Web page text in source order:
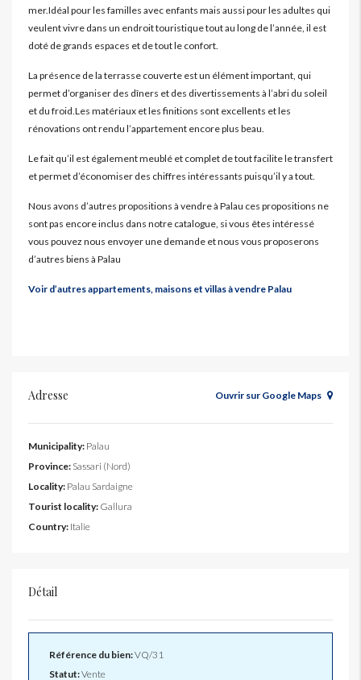
mer.Idéal pour les familles avec enfants mais aussi pour les adultes qui
veulent vivre dans un endroit touristique tout au long de l’année, il est
doté de grands espaces et de tout le confort.
La présence de la terrasse couverte est un élément important, qui
permet d’organiser des dîners et des divertissements à l’abri du soleil
et du froid.Les matériaux et les finitions sont excellents et les
rénovations ont rendu l’appartement encore plus beau.
Le fait qu’il est également meublé et complet de tout facilite le transfert
et permet d’économiser des chiffres intéressants puisqu’il y a tout.
Nous avons d’autres propositions à vendre à Palau ces propositions ne
sont pas encore inclus dans notre catalogue, si vous êtes intéressé
vous pouvez nous envoyer une demande et nous vous proposerons
d’autres biens à Palau
Voir d’autres appartements, maisons et villas à vendre Palau
Adresse Ouvrir sur Google Maps
Municipality: Palau
Province: Sassari (Nord)
Locality: Palau Sardaigne
Tourist locality: Gallura
Country: Italie
Détail
Référence du bien:VQ/31
Statut:Vente